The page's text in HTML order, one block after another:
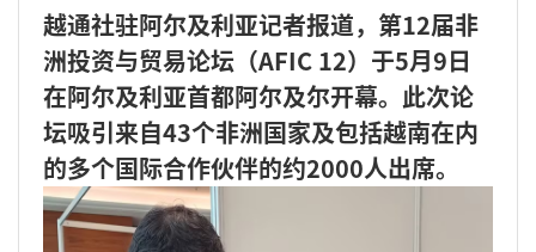
越通社驻阿尔及利亚记者报道，第12届非
洲投资与贸易论坛（AFIC 12）于5月9日
在阿尔及利亚首都阿尔及尔开幕。此次论
坛吸引来自43个非洲国家及包括越南在内
的多个国际合作伙伴的约2000人出席。